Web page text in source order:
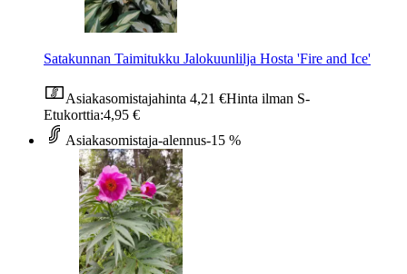
Satakunnan Taimitukku Jalokuunlilja Hosta 'Fire and Ice'
Asiakasomistajahinta 4,21 €Hinta ilman S-
Etukorttia:4,95 €
Asiakasomistaja-alennus-15 %